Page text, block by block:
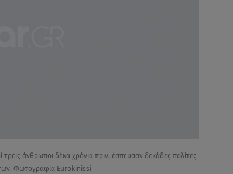
άνθρωποι δέκα χρόνια πριν, έσπευσαν δεκάδες πολίτες
Φωτογραφία Eurokinissi